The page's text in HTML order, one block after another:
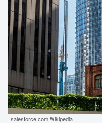
salesforce.com Wikipedia